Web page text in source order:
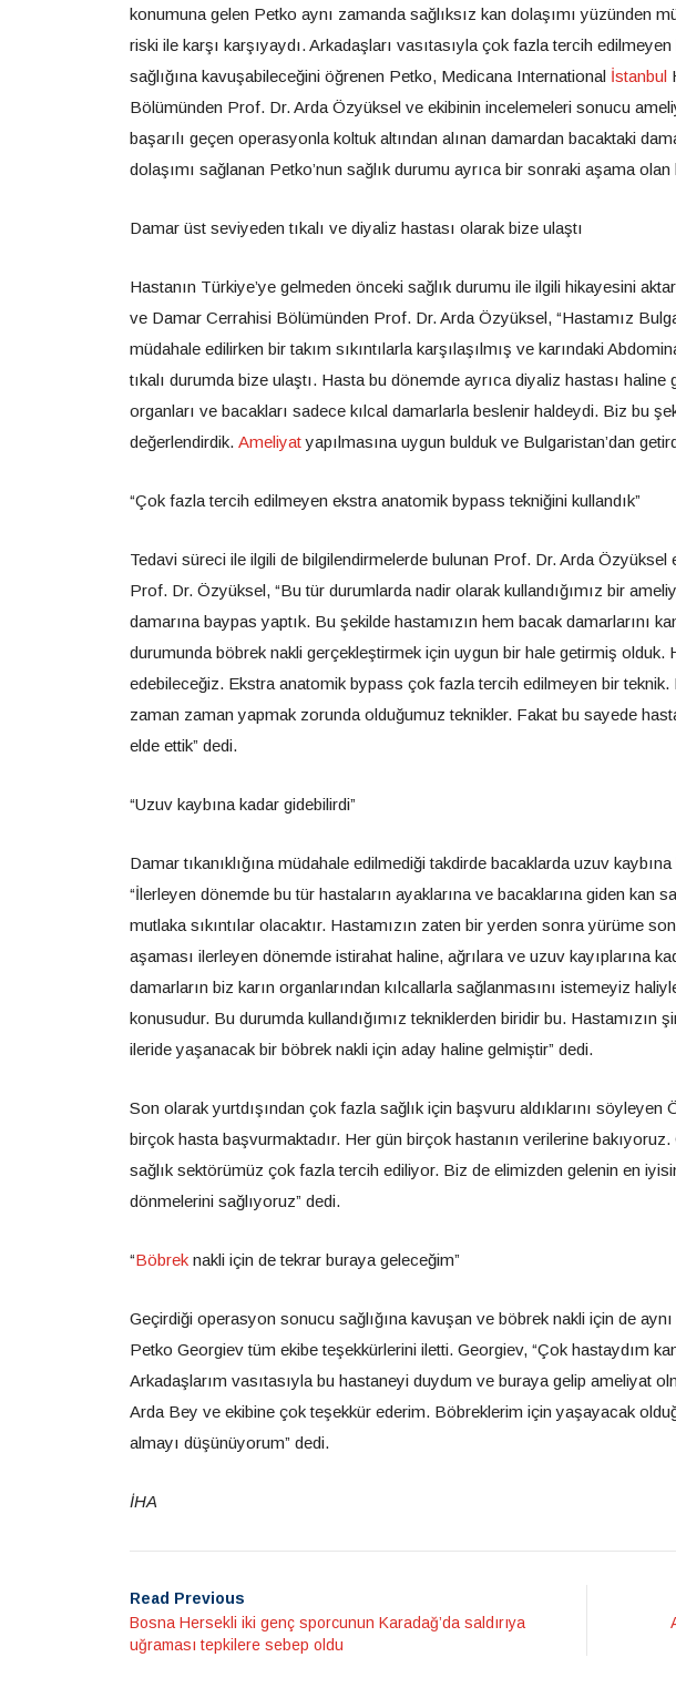
konumuna gelen Petko aynı zamanda sağlıksız kan dolaşımı yüzünden
riski ile karşı karşıyaydı. Arkadaşları vasıtasıyla çok fazla tercih
sağlığına kavuşabileceğini öğrenen Petko, Medicana International İstanbul
Bölümünden Prof. Dr. Arda Özyüksel ve ekibinin incelemeleri sonucu
başarılı geçen operasyonla koltuk altından alınan damardan bacaktaki
dolaşımı sağlanan Petko’nun sağlık durumu ayrıca bir sonraki aşama
Damar üst seviyeden tıkalı ve diyaliz hastası olarak bize ulaştı
Hastanın Türkiye’ye gelmeden önceki sağlık durumu ile ilgili hikayesini
ve Damar Cerrahisi Bölümünden Prof. Dr. Arda Özyüksel, “Hastamız
müdahale edilirken bir takım sıkıntılarla karşılaşılmış ve karındaki
tıkalı durumda bize ulaştı. Hasta bu dönemde ayrıca diyaliz hastası
organları ve bacakları sadece kılcal damarlarla beslenir haldeydi. Biz bu
değerlendirdik. Ameliyatyapılmasına uygun bulduk ve Bulgaristan’dan
“Çok fazla tercih edilmeyen ekstra anatomik bypass tekniğini kullandık”
Tedavi süreci ile ilgili de bilgilendirmelerde bulunan Prof. Dr. Arda
Prof. Dr. Özyüksel, “Bu tür durumlarda nadir olarak kullandığımız bir
damarına baypas yaptık. Bu şekilde hastamızın hem bacak damarlarını
durumunda böbrek nakli gerçekleştirmek için uygun bir hale getirmiş olduk.
edebileceğiz. Ekstra anatomik bypass çok fazla tercih edilmeyen bir teknik.
zaman zaman yapmak zorunda olduğumuz teknikler. Fakat bu sayede
elde ettik” dedi.
“Uzuv kaybına kadar gidebilirdi”
Damar tıkanıklığına müdahale edilmediği takdirde bacaklarda uzuv
“İlerleyen dönemde bu tür hastaların ayaklarına ve bacaklarına giden kan
mutlaka sıkıntılar olacaktır. Hastamızın zaten bir yerden sonra yürüme
aşaması ilerleyen dönemde istirahat haline, ağrılara ve uzuv kayıplarına
damarların biz karın organlarından kılcallarla sağlanmasını istemeyiz
konusudur. Bu durumda kullandığımız tekniklerden biridir bu. Hastamızın
ileride yaşanacak bir böbrek nakli için aday haline gelmiştir” dedi.
Son olarak yurtdışından çok fazla sağlık için başvuru aldıklarını söyleyen
birçok hasta başvurmaktadır. Her gün birçok hastanın verilerine
sağlık sektörümüz çok fazla tercih ediliyor. Biz de elimizden gelenin en
dönmelerini sağlıyoruz” dedi.
“Böbrek nakli için de tekrar buraya geleceğim”
Geçirdiği operasyon sonucu sağlığına kavuşan ve böbrek nakli için de
Petko Georgiev tüm ekibe teşekkürlerini iletti. Georgiev, “Çok hastaydım
Arkadaşlarım vasıtasıyla bu hastaneyi duydum ve buraya gelip ameliyat
Arda Bey ve ekibine çok teşekkür ederim. Böbreklerim için yaşayacak
almayı düşünüyorum” dedi.
İHA
Read Previous
Bosna Hersekli iki genç sporcunun Karadağ’da saldırıya
uğraması tepkilere sebep oldu